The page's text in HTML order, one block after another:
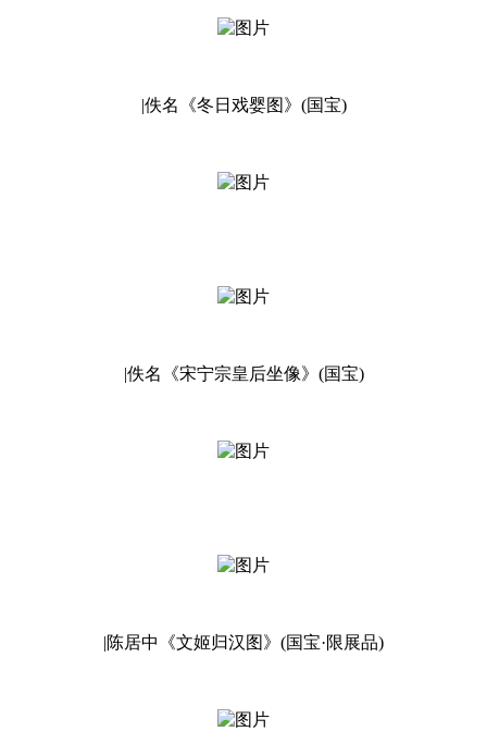
|佚名《冬日戏婴图》(国宝)
|佚名《宋宁宗皇后坐像》(国宝)
|陈居中《文姬归汉图》(国宝·限展品)